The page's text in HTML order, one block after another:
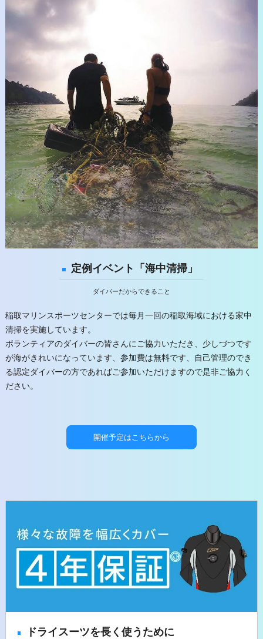
定例イベント「海中清掃」
ダイバーだからできること
稲取マリンスポーツセンターでは毎月一回の稲取海域における家中
清掃を実施しています。
ボランティアのダイバーの皆さんにご協力いただき、少しづつです
が海がきれいになっています、参加費は無料です、自己管理のでき
る認定ダイバーの方であればご参加いただけますので是非ご協力く
ださい。
開催予定はこちらから
ドライスーツを長く使うために